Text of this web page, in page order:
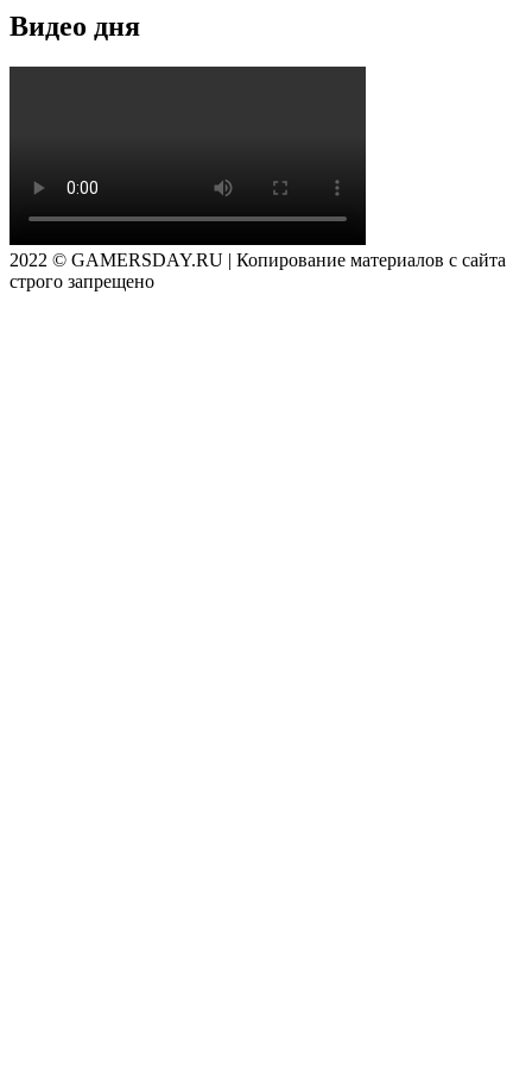
Видео дня
2022 © GAMERSDAY.RU | Копирование материалов с сайта
строго запрещено